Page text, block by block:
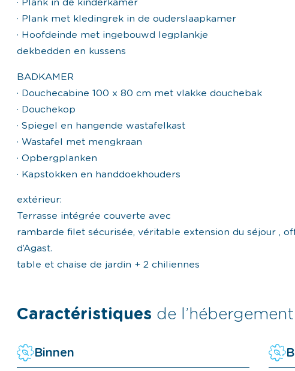
· Plank in de kinderkamer
· Plank met kledingrek in de ouderslaapkamer
· Hoofdeinde met ingebouwd legplankje
dekbedden en kussens
BADKAMER
· Douchecabine 100 x 80 cm met vlakke douchebak
· Douchekop
· Spiegel en hangende wastafelkast
· Wastafel met mengkraan
· Opbergplanken
· Kapstokken en handdoekhouders
extérieur:
Terrasse intégrée couverte avec
rambarde filet sécurisée, véritable extension du séjour ,
d’Agast.
table et chaise de jardin + 2 chiliennes
Caractéristiques de l’hébergement
Binnen